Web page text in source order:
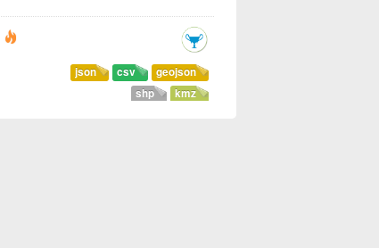
geojson
csv
json
kmz
shp